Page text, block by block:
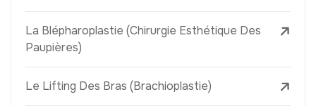
La Blépharoplastie (Chirurgie Esthétique Des
Paupières)
Le Lifting Des Bras (Brachioplastie)